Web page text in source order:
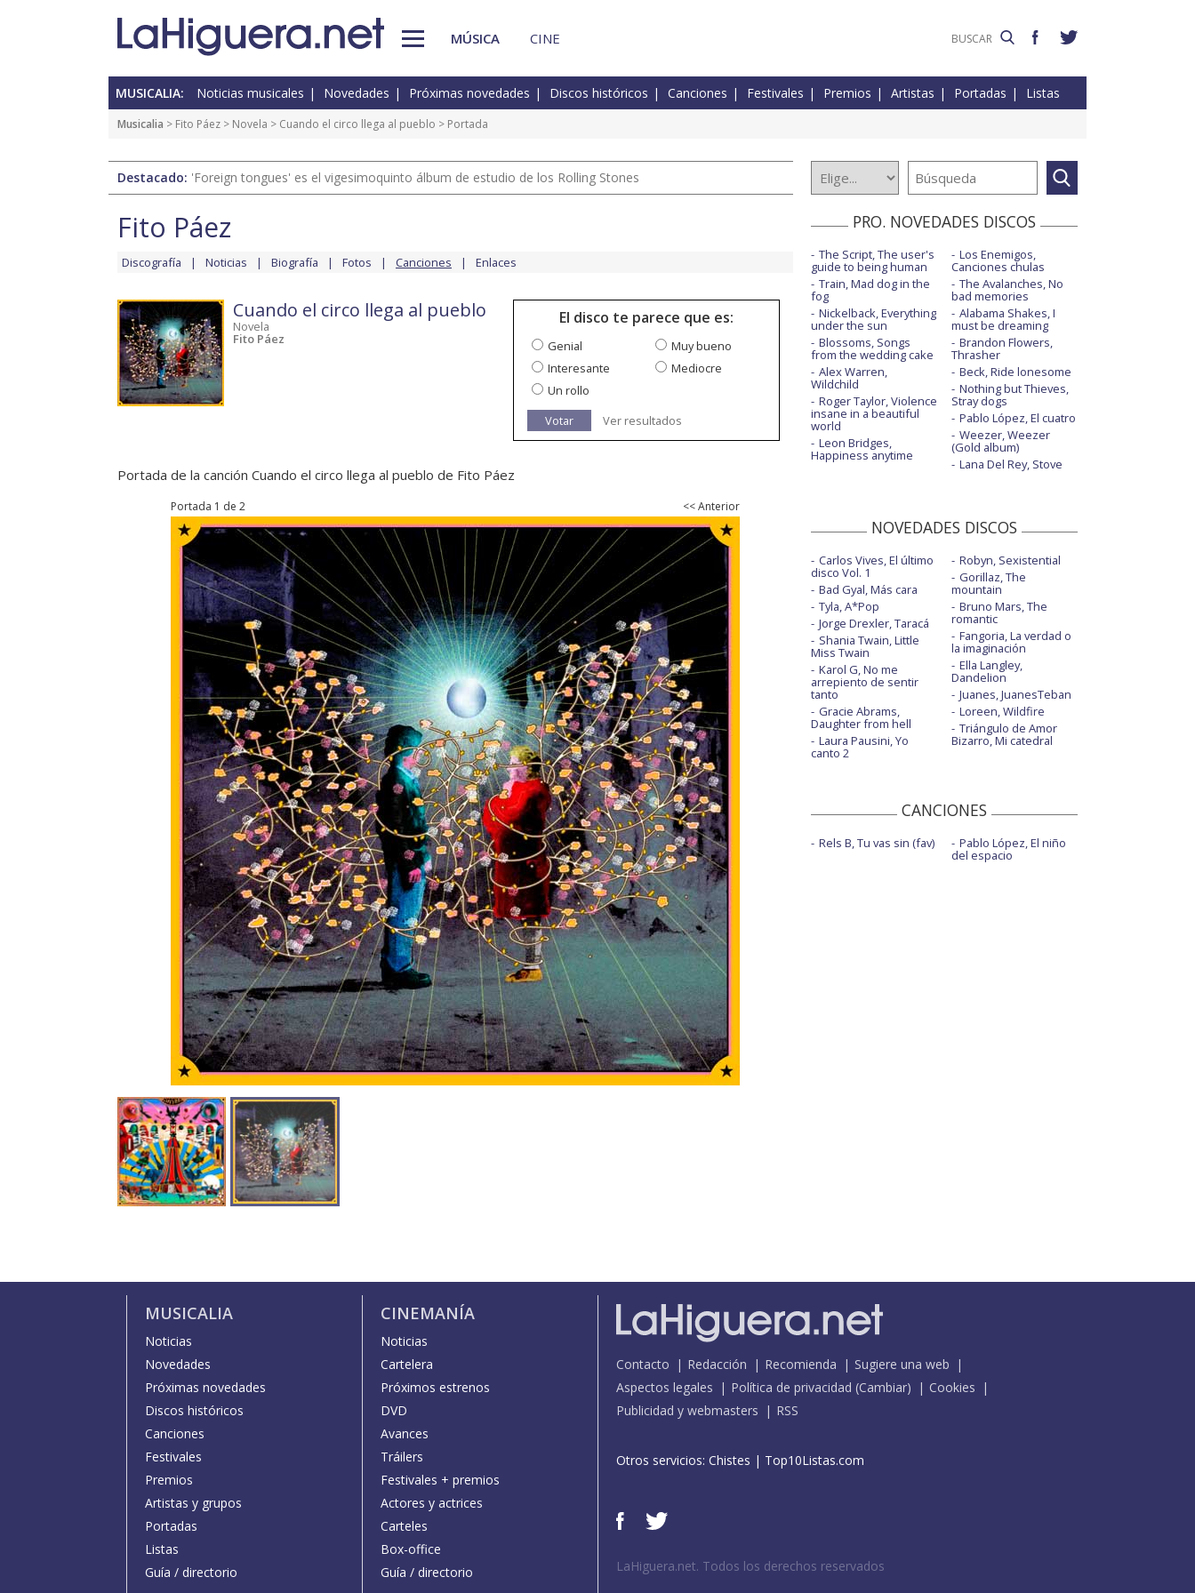
MÚSICA CINE
MUSICALIA: Noticias musicales Novedades Próximas novedades Discos históricos Canciones Festivales Premios Artistas Portadas Listas
Musicalia > Fito Páez > Novela > Cuando el circo llega al pueblo > Portada
Destacado: 'Foreign tongues' es el vigesimoquinto álbum de estudio de los Rolling Stones
Fito Páez
Discografía Noticias Biografía Fotos Canciones Enlaces
Cuando el circo llega al pueblo
Novela
Fito Páez
El disco te parece que es:
Genial
Muy bueno
Interesante
Mediocre
Un rollo
Votar
Ver resultados
Portada de la canción Cuando el circo llega al pueblo de Fito Páez
Portada 1 de 2 << Anterior
PRO. NOVEDADES DISCOS
The Script, The user's
guide to being human
Train, Mad dog in the
fog
Nickelback, Everything
under the sun
Blossoms, Songs
from the wedding cake
Alex Warren,
Wildchild
Roger Taylor, Violence
insane in a beautiful
world
Leon Bridges,
Happiness anytime
Los Enemigos,
Canciones chulas
The Avalanches, No
bad memories
Alabama Shakes, I
must be dreaming
Brandon Flowers,
Thrasher
Beck, Ride lonesome
Nothing but Thieves,
Stray dogs
Pablo López, El cuatro
Weezer, Weezer
(Gold album)
Lana Del Rey, Stove
NOVEDADES DISCOS
Carlos Vives, El último
disco Vol. 1
Bad Gyal, Más cara
Tyla, A*Pop
Jorge Drexler, Taracá
Shania Twain, Little
Miss Twain
Karol G, No me
arrepiento de sentir
tanto
Gracie Abrams,
Daughter from hell
Laura Pausini, Yo
canto 2
Robyn, Sexistential
Gorillaz, The
mountain
Bruno Mars, The
romantic
Fangoria, La verdad o
la imaginación
Ella Langley,
Dandelion
Juanes, JuanesTeban
Loreen, Wildfire
Triángulo de Amor
Bizarro, Mi catedral
CANCIONES
Rels B, Tu vas sin (fav) Pablo López, El niño
del espacio
MUSICALIA
Noticias
Novedades
Próximas novedades
Discos históricos
Canciones
Festivales
Premios
Artistas y grupos
Portadas
Listas
Guía / directorio
CINEMANÍA
Noticias
Cartelera
Próximos estrenos
DVD
Avances
Tráilers
Festivales + premios
Actores y actrices
Carteles
Box-office
Guía / directorio
Contacto Redacción Recomienda
Sugiere una web
Aspectos legales
Política de privacidad (Cambiar)
Cookies
Publicidad y webmasters
RSS
Otros servicios: Chistes | Top10Listas.com
LaHiguera.net. Todos los derechos reservados